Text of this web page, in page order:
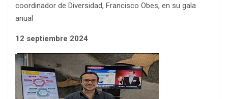
coordinador de Diversidad, Francisco Obes, en su gala
anual
12 septiembre 2024